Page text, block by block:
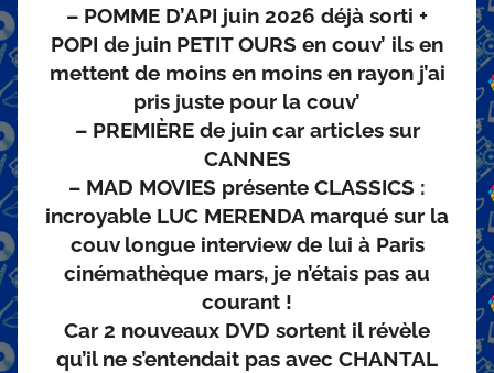
– POMME D’API juin 2026 déjà sorti +
POPI de juin PETIT OURS en couv’ ils en
mettent de moins en moins en rayon j’ai
pris juste pour la couv’
– PREMIÈRE de juin car articles sur
CANNES
– MAD MOVIES présente CLASSICS :
incroyable LUC MERENDA marqué sur la
couv longue interview de lui à Paris
cinémathèque mars, je n’étais pas au
courant !
Car 2 nouveaux DVD sortent il révèle
qu’il ne s’entendait pas avec CHANTAL